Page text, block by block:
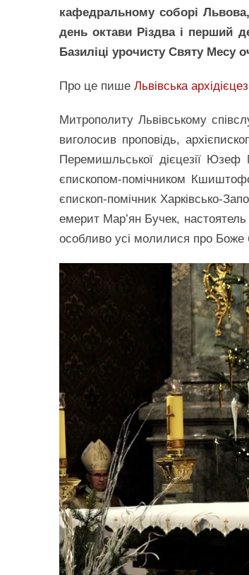
кафедральному соборі
день октави Різдва і перший
Базиліці урочисту Святу Месу
Про це пише Львівська
Митрополиту Львівському
виголосив проповідь,
Перемишльської дієцезії Юзеф
єпископом-помічником
єпископ-помічник Харківсько-
емерит Мар’ян Бучек,
особливо усі молилися про Боже